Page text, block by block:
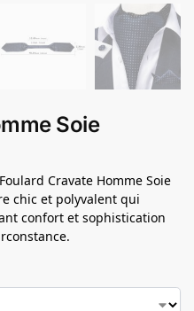
Soie
Cravate Homme Soie
chic et polyvalent qui
confort et sophistication